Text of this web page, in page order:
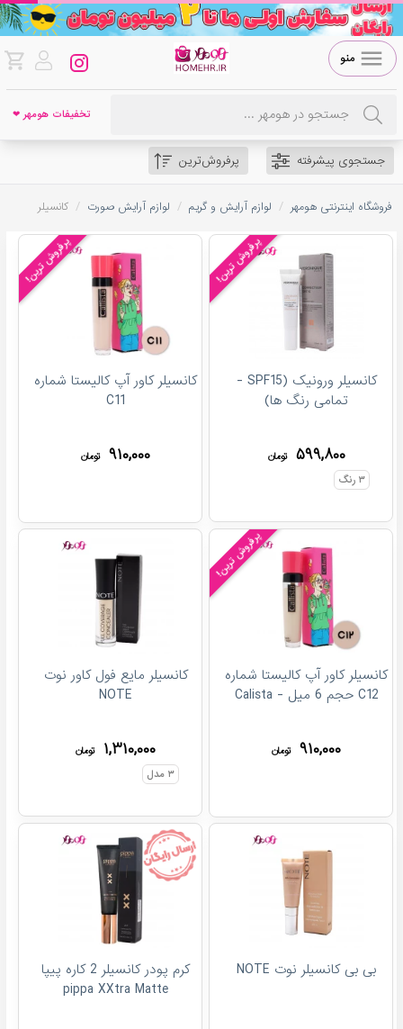
منو
تخفیفات هومهر ❤
جستجوی پیشرفته پرفروش‌ترین
فروشگاه اینترنتی هومهر / لوازم آرایش و گریم / لوازم آرایش صورت / کانسیلر
پرفروش ترین!
کانسیلر ورونیک (SPF15 -
تمامی رنگ ها)
۵۹۹,۸۰۰
تومان
۳ رنگ
پرفروش ترین!
کانسیلر کاور آپ کالیستا شماره
C11
۹۱۰,۰۰۰ تومان
پرفروش ترین!
کانسیلر کاور آپ کالیستا شماره
C12 حجم 6 میل - Calista
۹۱۰,۰۰۰ تومان
کانسیلر مایع فول کاور نوت
NOTE
۱,۳۱۰,۰۰۰
تومان
۳ مدل
بی بی کانسیلر نوت NOTE
کرم پودر کانسیلر 2 کاره پیپا
pippa XXtra Matte